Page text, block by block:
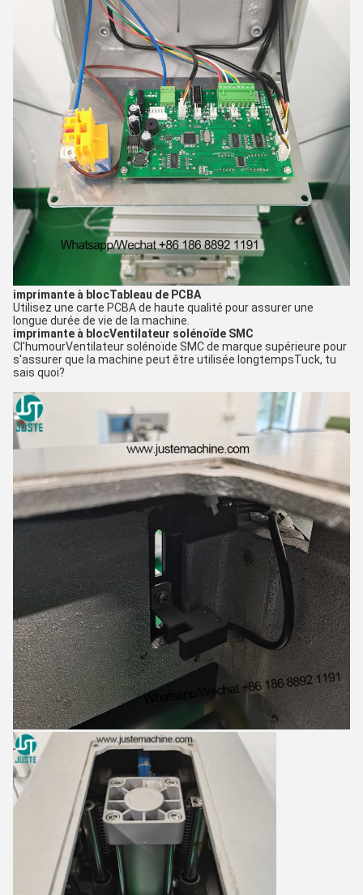
imprimante à blocTableau de PCBA
Utilisez une carte PCBA de haute qualité pour assurer une
longue durée de vie de la machine.
imprimante à blocVentilateur solénoïde SMC
Cl'humourVentilateur solénoïde SMC de marque supérieure pour
s'assurer que la machine peut être utilisée longtempsTuck, tu
sais quoi?